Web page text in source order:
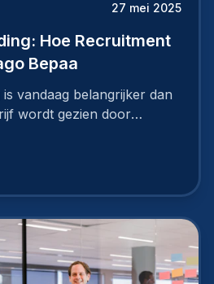
27 mei 2025
Hoe Recruitment
Bepaa
vandaag belangrijker dan
wordt gezien door